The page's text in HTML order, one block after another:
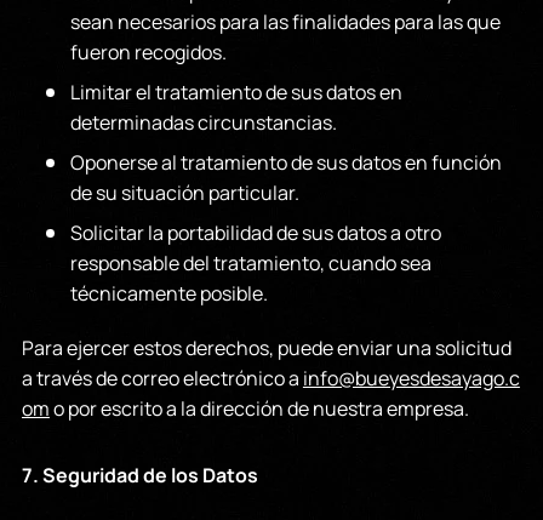
sean necesarios para las finalidades para las que
fueron recogidos.
Limitar el tratamiento de sus datos en
determinadas circunstancias.
Oponerse al tratamiento de sus datos en función
de su situación particular.
Solicitar la portabilidad de sus datos a otro
responsable del tratamiento, cuando sea
técnicamente posible.
Para ejercer estos derechos, puede enviar una solicitud
a través de correo electrónico a info@bueyesdesayago.c
omo por escrito a la dirección de nuestra empresa.
7. Seguridad de los Datos